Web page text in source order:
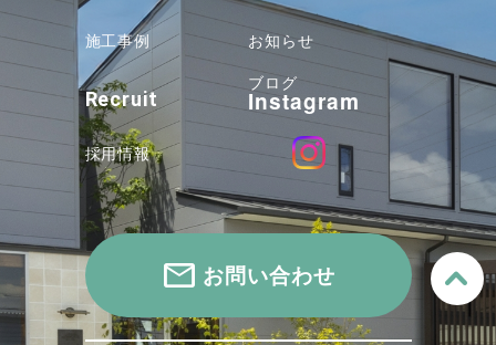
施工事例
お知らせ
ブログ
Recruit
採用情報
Instagram
お問い合わせ